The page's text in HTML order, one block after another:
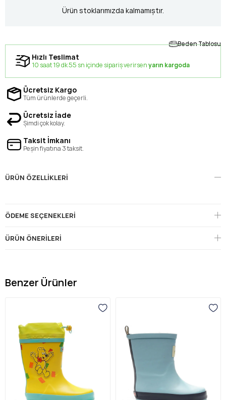
Ürün stoklarımızda kalmamıştır.
Beden Tablosu
Hızlı Teslimat
10 saat 19 dk 55 sn içinde sipariş verirsenyarın kargoda
Ücretsiz Kargo
Tüm ürünlerde geçerli.
Ücretsiz İade
Şimdi çok kolay.
Taksit İmkanı
Peşin fiyatına 3 taksit.
ÜRÜN ÖZELLIKLERI
ÖDEME SEÇENEKLERI
ÜRÜN ÖNERILERI
Benzer Ürünler